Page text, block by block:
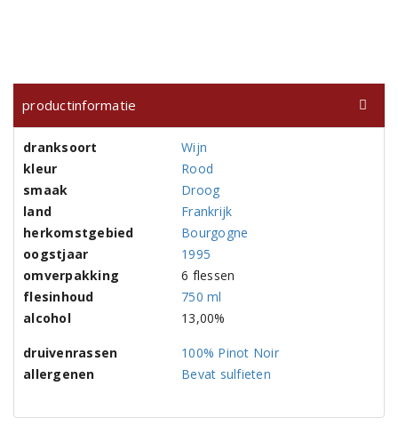
productinformatie
dranksoort
Wijn
kleur
Rood
smaak
Droog
land
Frankrijk
herkomstgebied
Bourgogne
oogstjaar
1995
omverpakking
6 flessen
flesinhoud
750 ml
alcohol
13,00%
druivenrassen
100% Pinot Noir
allergenen
Bevat sulfieten